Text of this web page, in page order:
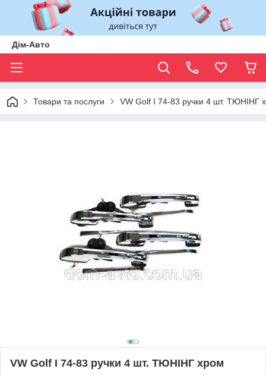
Дім-Авто
Товари та послуги VW Golf I 74-83 ручки 4 шт. ТЮНІНГ
VW Golf I 74-83 ручки 4 шт. ТЮНІНГ хром